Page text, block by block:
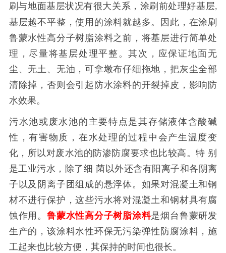
刷与地面基层状况有很大关系，涂刷前处理好基层,
基层越不平整，使用的涂料就越多。因此，在涂刷
鲁蒙水性高分子树脂涂料之前，将基层进行简单处
理，尽量将基层处理平整。其次，应保证地面无
尘、无土、无油，可拿墩布仔细拖地，把灰尘全部
清除掉，否则会引起防水涂料的开裂掉皮，影响防
水效果。
污水池或废水池的主要特点是其存储液体含酸碱
性，有害物质，在水处理的过程中会产生温度变
化，所以对废水池的防渗防腐要求也比较高。特 别
是工业污水，除了细 菌以外还含有阳离子和各阴离
子以及阴离子团组成的悬浮体。如果对混凝土和钢
材不进行保护，这些污水将对混凝土和钢材具有腐
蚀作用。 鲁蒙水性高分子树脂涂料是烟台鲁蒙研发
生产的，该涂料水性环保无污染弹性防腐涂料，施
工起来也比较方便，其保持的时间也很长。